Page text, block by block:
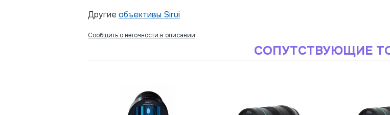
Другие объективы Sirui
Сообщить о неточности в описании
СОПУТСТВУЮЩИЕ